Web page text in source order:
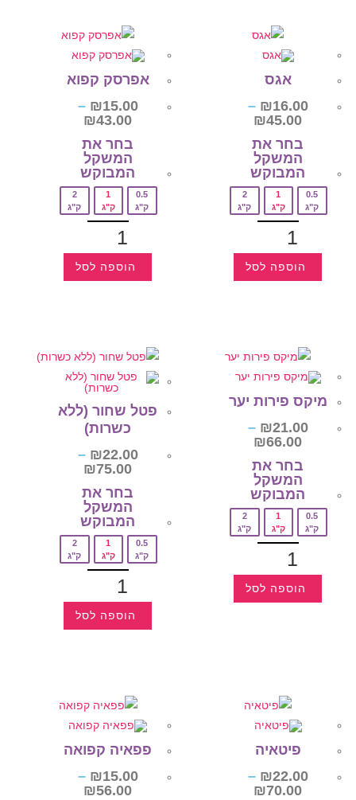
אגס
₪16.00
–
₪45.00
בחר את
המשקל
המבוקש‎
0.5
ק"ג
1
ק"ג
2
ק"ג
הוספה לסל
אפרסק קפוא
₪15.00
–
₪43.00
בחר את
המשקל
המבוקש‎
0.5
ק"ג
1
ק"ג
2
ק"ג
הוספה לסל
מיקס פירות יער
₪21.00
–
₪66.00
בחר את
המשקל
המבוקש‎
0.5
ק"ג
1
ק"ג
2
ק"ג
הוספה לסל
פטל שחור (ללא
כשרות)
₪22.00
–
₪75.00
בחר את
המשקל
המבוקש‎
0.5
ק"ג
1
ק"ג
2
ק"ג
הוספה לסל
פיטאיה
₪22.00
–
₪70.00
פפאיה קפואה
₪15.00
–
₪56.00